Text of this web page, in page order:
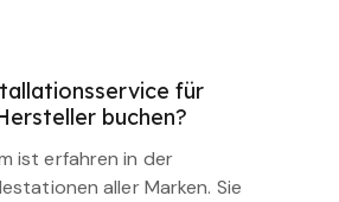
für
buchen?
ist erfahren in der
aller Marken. Sie